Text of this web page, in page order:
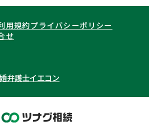
青森県
宮城県
神奈川県
群馬県
山梨県
京都府
奈良県
石川県
遺産分割
成年後見・任意後見
相続財産調査
用規約プライバシーポリシー
せ
弁護士イエコン